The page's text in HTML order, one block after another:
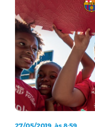
27/05/2019, às 8:59